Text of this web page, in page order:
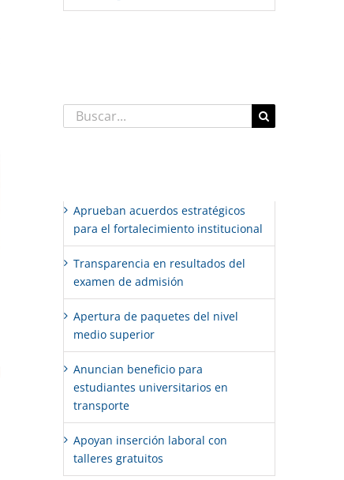
Buscar:
Aprueban acuerdos estratégicos
para el fortalecimiento institucional
Transparencia en resultados del
examen de admisión
Apertura de paquetes del nivel
medio superior
Anuncian beneficio para
estudiantes universitarios en
transporte
Apoyan inserción laboral con
talleres gratuitos